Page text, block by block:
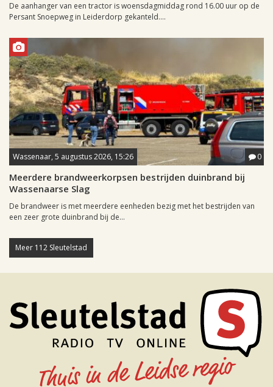
De aanhanger van een tractor is woensdagmiddag rond 16.00 uur op de
Persant Snoepweg in Leiderdorp gekanteld....
Wassenaar, 5 augustus 2026, 15:26 0
Meerdere brandweerkorpsen bestrijden duinbrand bij
Wassenaarse Slag
De brandweer is met meerdere eenheden bezig met het bestrijden van
een zeer grote duinbrand bij de...
Meer 112 Sleutelstad